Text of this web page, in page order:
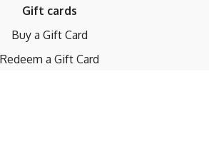
Gift cards
Buy a Gift Card
Redeem a Gift Card